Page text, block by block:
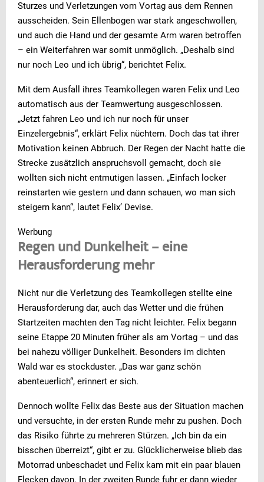
Sturzes und Verletzungen vom Vortag aus dem Rennen
ausscheiden. Sein Ellenbogen war stark angeschwollen,
und auch die Hand und der gesamte Arm waren betroffen
– ein Weiterfahren war somit unmöglich. „Deshalb sind
nur noch Leo und ich übrig“, berichtet Felix.
Mit dem Ausfall ihres Teamkollegen waren Felix und Leo
automatisch aus der Teamwertung ausgeschlossen.
„Jetzt fahren Leo und ich nur noch für unser
Einzelergebnis“, erklärt Felix nüchtern. Doch das tat ihrer
Motivation keinen Abbruch. Der Regen der Nacht hatte die
Strecke zusätzlich anspruchsvoll gemacht, doch sie
wollten sich nicht entmutigen lassen. „Einfach locker
reinstarten wie gestern und dann schauen, wo man sich
steigern kann“, lautet Felix’ Devise.
Werbung
Regen und Dunkelheit – eine
Herausforderung mehr
Nicht nur die Verletzung des Teamkollegen stellte eine
Herausforderung dar, auch das Wetter und die frühen
Startzeiten machten den Tag nicht leichter. Felix begann
seine Etappe 20 Minuten früher als am Vortag – und das
bei nahezu völliger Dunkelheit. Besonders im dichten
Wald war es stockduster. „Das war ganz schön
abenteuerlich“, erinnert er sich.
Dennoch wollte Felix das Beste aus der Situation machen
und versuchte, in der ersten Runde mehr zu pushen. Doch
das Risiko führte zu mehreren Stürzen. „Ich bin da ein
bisschen überreizt“, gibt er zu. Glücklicherweise blieb das
Motorrad unbeschadet und Felix kam mit ein paar blauen
Flecken davon. In der zweiten Runde fuhr er dann wieder